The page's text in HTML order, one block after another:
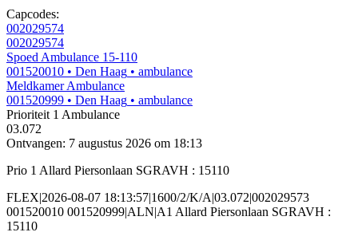
Capcodes:
002029574
002029574
Spoed Ambulance 15-110
001520010 • Den Haag • ambulance
Meldkamer Ambulance
001520999 • Den Haag • ambulance
Prioriteit 1 Ambulance
03.072
Ontvangen: 7 augustus 2026 om 18:13
Prio 1 Allard Piersonlaan SGRAVH : 15110
FLEX|2026-08-07 18:13:57|1600/2/K/A|03.072|002029573
001520010 001520999|ALN|A1 Allard Piersonlaan SGRAVH :
15110